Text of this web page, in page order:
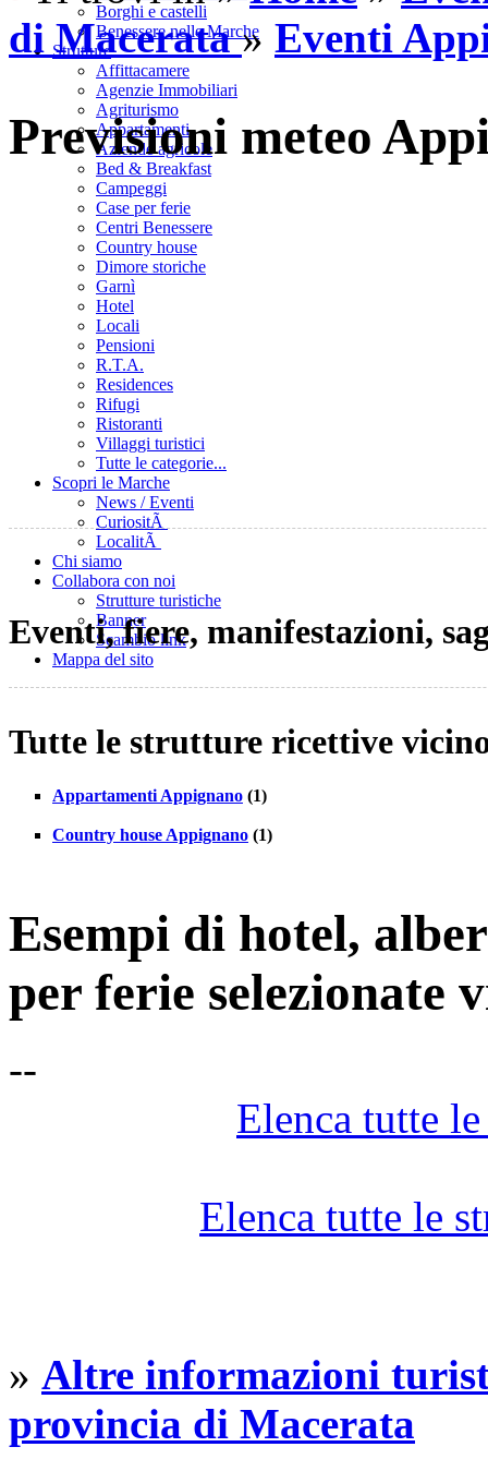
Borghi e castelli
Benessere nelle Marche
Strutture
Affittacamere
Agenzie Immobiliari
Agriturismo
Appartamenti
Aziende agricole
Bed & Breakfast
Campeggi
Case per ferie
Centri Benessere
Country house
Dimore storiche
Garnì
Hotel
Locali
Pensioni
R.T.A.
Residences
Rifugi
Ristoranti
Villaggi turistici
Tutte le categorie...
Scopri le Marche
News / Eventi
CuriositÃ
LocalitÃ
Chi siamo
Collabora con noi
Strutture turistiche
Banner
Scambio link
Mappa del sito
di Macerata » Eventi
Previsioni meteo
Eventi, fiere, manifestazioni,
Tutte le strutture ricettive
Appartamenti Appignano (1)
Country house Appignano (1)
Esempi di hotel,
per ferie selezionate
--
Elenca tutte
Elenca tutte le
» Altre informazioni
provincia di Macerata